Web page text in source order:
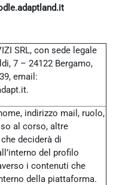
SRL, con sede legale
7 – 24122 Bergamo,
email:
indirizzo mail, ruolo,
al corso, altre
deciderà di
del profilo
i contenuti che
della piattaforma.